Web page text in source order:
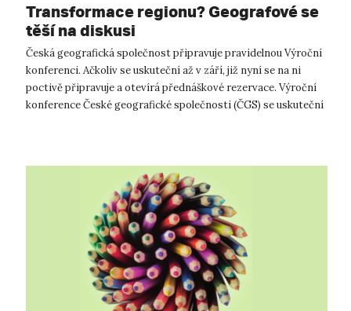
Transformace regionu? Geografové se
těší na diskusi
Česká geografická společnost připravuje pravidelnou Výroční
konferenci. Ačkoliv se uskuteční až v září, již nyní se na ni
poctivě připravuje a otevírá přednáškové rezervace. Výroční
konference České geografické společnosti (ČGS) se uskuteční